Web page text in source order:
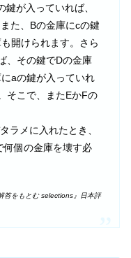
が入っていれば、
た、Bの金庫にcの鍵
開けられます。さら
、その鍵でDの金庫
aの鍵が入っていれ
そこで、またEかFの
ラメに入れたとき、
何個の金庫を壊す必
答をもとむ selections』日本評